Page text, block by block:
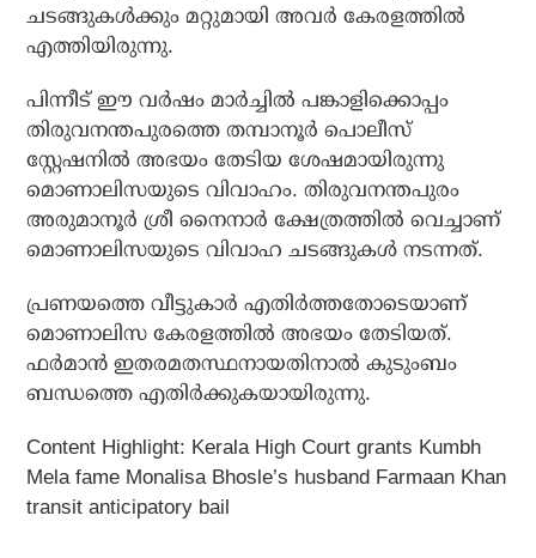
ചടങ്ങുകള്‍ക്കും മറ്റുമായി അവര്‍ കേരളത്തില്‍
എത്തിയിരുന്നു.
പിന്നീട് ഈ വര്‍ഷം മാര്‍ച്ചില്‍ പങ്കാളിക്കൊപ്പം
തിരുവനന്തപുരത്തെ തമ്പാനൂര്‍ പൊലീസ്
സ്റ്റേഷനില്‍ അഭയം തേടിയ ശേഷമായിരുന്നു
മൊണാലിസയുടെ വിവാഹം. തിരുവനന്തപുരം
അരുമാനൂര്‍ ശ്രീ നൈനാര്‍ ക്ഷേത്രത്തില്‍ വെച്ചാണ്
മൊണാലിസയുടെ വിവാഹ ചടങ്ങുകള്‍ നടന്നത്.
പ്രണയത്തെ വീട്ടുകാര്‍ എതിര്‍ത്തതോടെയാണ്
മൊണാലിസ കേരളത്തില്‍ അഭയം തേടിയത്.
ഫര്‍മാന്‍ ഇതരമതസ്ഥനായതിനാല്‍ കുടുംബം
ബന്ധത്തെ എതിര്‍ക്കുകയായിരുന്നു.
Content Highlight: Kerala High Court grants Kumbh
Mela fame Monalisa Bhosle’s husband Farmaan Khan
transit anticipatory bail